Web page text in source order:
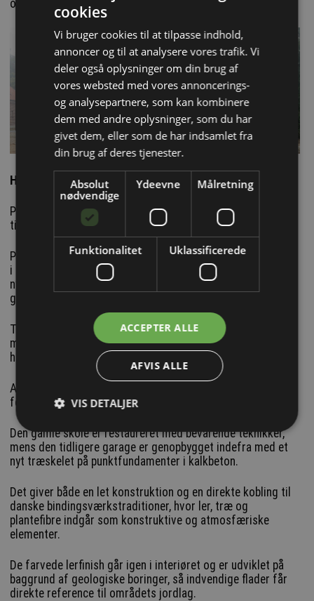
omtaler.
Hedeskov Center for Regenerativ Praksis
På Djursland er en tidligere landsbyskole blevet omdannet
til et center for regenerative praksisser.
Projektet samler arkitektur, landskab og materialeforskning
i en sammenhængende proces, hvor udgangspunktet ikke er
nybyggeri, men en konsekvent prioritering af reparation og
genbrug.
Transformationen hviler på bioregionens egne ressourcer,
moræneaflejringer, rørskov, lokal skovdrift og gamle
håndværkstraditioner.
Arkitekterne har arbejdet konsekvent med at udnytte,
forstærke og videreføre det eksisterende bygningsstof.
Den gamle skole er restaureret med bevarende teknikker,
mens den tidligere garage er genopbygget indefra med et
nyt træskelet på punktfundamenter i kalkbeton.
Det giver både en let konstruktion og en direkte kobling til
danske bindingsværkstraditioner, hvor ler, træ og
plantefibre indgår som konstruktive og atmosfæriske
elementer.
De farvede lerfinish går igen i interiøret og er udviklet på
baggrund af geologiske boringer, så indvendige flader får
direkte reference til områdets jordlag.
cookies
Vi bruger cookies til at tilpasse indhold,
annoncer og til at analysere vores trafik. Vi
deler også oplysninger om din brug af
vores websted med vores annoncerings-
og analysepartnere, som kan kombinere
dem med andre oplysninger, som du har
givet dem, eller som de har indsamlet fra
din brug af deres tjenester.
Absolut
nødvendige
Ydeevne Målretning
Funktionalitet Uklassificerede
ACCEPTER ALLE
AFVIS ALLE
VIS DETALJER